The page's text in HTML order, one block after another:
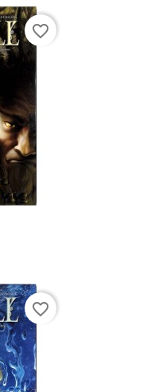
favorite_border
favorite_border